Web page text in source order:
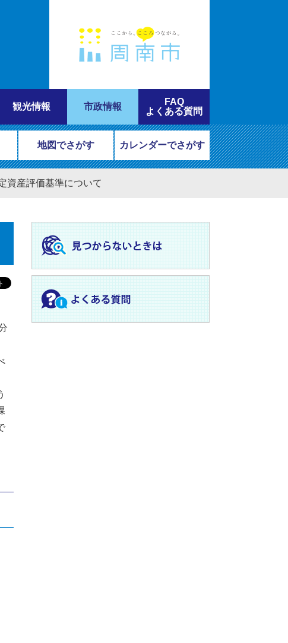
観光情報 市政情報
FAQ
よくある質問
地図でさがす カレンダーでさがす
資産評価基準について